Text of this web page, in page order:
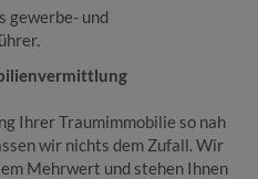
gewerbe- und
Ihrer Traumimmobilie so nah
wir nichts dem Zufall. Wir
Mehrwert und stehen Ihnen